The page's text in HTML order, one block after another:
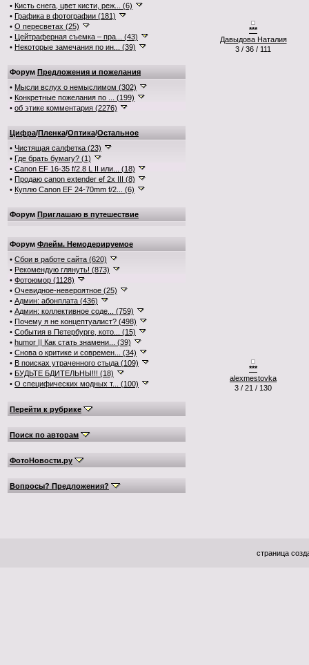
• Кисть снега, цвет кисти, реж... (6)
• Графика в фотографии (181)
• О пересветах (25)
• Цейтраферная съемка – пра... (43)
• Некоторые замечания по ин... (39)
Форум Предложения и пожелания
• Мысли вслух о немыслимом (302)
• Конкретные пожелания по ... (199)
• об этике комментария (2276)
Цифра/Пленка/Оптика/Остальное
• Чистящая салфетка (23)
• Где брать бумагу? (1)
• Canon EF 16-35 f/2.8 L II или... (18)
• Продаю canon extender ef 2x III (8)
• Куплю Canon EF 24-70mm f/2... (6)
Форум Приглашаю в путешествие
Форум Флейм. Немодерируемое
• Сбои в работе сайта (620)
• Рекомендую глянуть! (873)
• Фотоюмор (1128)
• Очевидное-невероятное (25)
• Админ: абонплата (436)
• Админ: коллективное соде... (759)
• Почему я не концептуалист? (498)
• События в Петербурге, кото... (15)
• humor || Как стать знамени... (39)
• Снова о критике и современ... (34)
• В поисках утраченного стыда (109)
• БУДЬТЕ БДИТЕЛЬНЫ!!! (18)
• О специфических модных т... (100)
Перейти к рубрике
Поиск по авторам
ФотоНовости.ру
Вопросы? Предложения?
***
Давыдова Наталия
3 / 36 / 111
***
alexmestovka
3 / 21 / 130
страница